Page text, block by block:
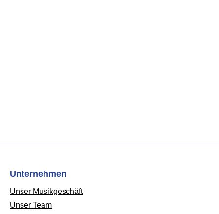
Unternehmen
Unser Musikgeschäft
Unser Team